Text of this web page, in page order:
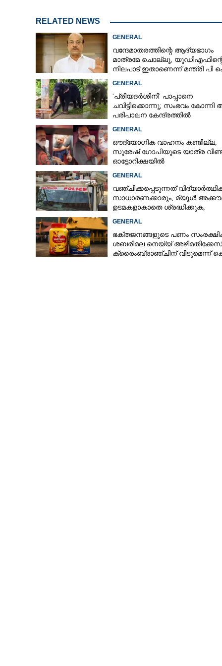
RELATED NEWS
GENERAL
വന്ദേമാതരത്തിന്റെ ആദ്യഭാഗം
മാത്രമേ ചൊല്ലൂ,​
നിലപാട് ഇതാണെന്ന് മന്ത്രി പി
GENERAL
'പ്രിയദർശിനി' പാപ്പാനെ
ചവിട്ടിക്കൊന്നു; സംഭവം
പരിപാലന കേന്ദ്രത്തിൽ
GENERAL
ഔദ്യോഗിക വാഹനം കണ്ടില്ല,
സുരേഷ് ഗോപിയുടെ യാത്ര
ഓട്ടോറിക്ഷയിൽ
GENERAL
വഞ്ചിക്കപ്പെടുന്നത്
സാധാരണക്കാരും; മ്യൂൾ
ഉടമകളാകാതെ ശ്രദ്ധിക്കുക,
GENERAL
ഭക്തജനങ്ങളുടെ പണം
ശബരിമല നെയ്യ് അഴിമതിക്കേസ്
ക്രൈംബ്രാഞ്ചിന് വിടുമെന്ന്
കോഴിക്കോട്
ടെർമിനലിലെ
യാത്രക്കാർക്ക്